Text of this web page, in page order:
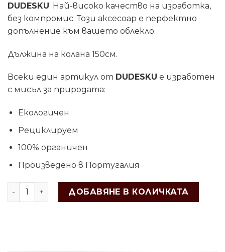
DUDESKU. Най-високо качество на изработка,
без компромис. Този аксесоар е перфектно
допълнение към вашето облекло.
Дължина на колана 150см.
Всеки един артикул от DUDESKU е изработен
с мисъл за природата:
Екологичен
Рециклируем
100% органичен
Произведено в Португалия
ДОБАВЯНЕ В КОЛИЧКАТА